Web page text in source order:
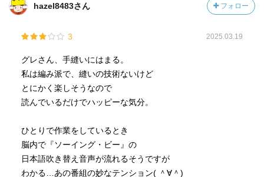
hazel8483さん フォロー
3 2025.03.19
グレさん、手縫いにはまる。
私は編み派で、縫いの技術ないけど
とにかく楽しそうなので
読んでいるだけでハッピーな気分。
ひとりで作業をしているとき
脳内で『ソーイング・ビー』の
日本語吹き替え音声が流れるそうですが
わかる…あの番組の妙なテンション( ＾∀＾)